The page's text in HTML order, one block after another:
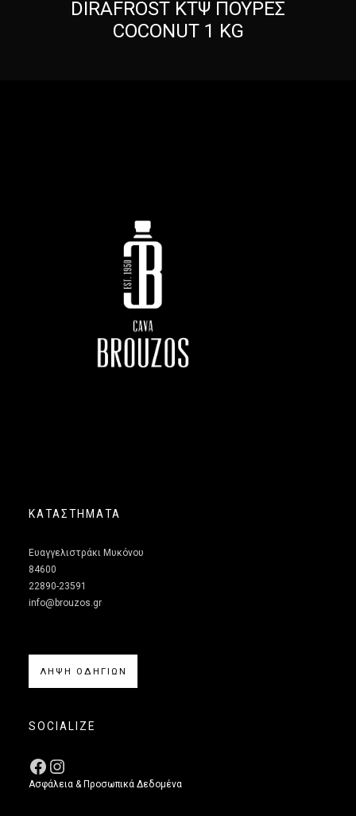
DIRAFROST ΚΤΨ ΠΟΥΡΕΣ
COCONUT 1 KG
ΚΑΤΑΣΤΗΜΑΤΑ
Ευαγγελιστράκι Μυκόνου
84600
22890-23591
info@brouzos.gr
ΛΗΨΗ ΟΔΗΓΙΩΝ
SOCIALIZE
Ασφάλεια & Προσωπικά Δεδομένα